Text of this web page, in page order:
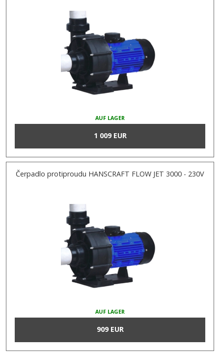
AUF LAGER
1 009 EUR
Čerpadlo protiproudu HANSCRAFT FLOW JET 3000 - 230V
AUF LAGER
909 EUR